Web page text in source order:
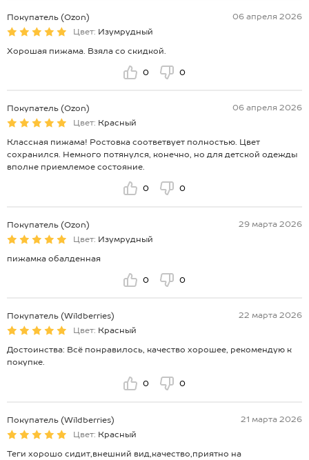
Покупатель (Ozon)
06 апреля 2026
Цвет: Изумрудный
Хорошая пижама. Взяла со скидкой.
0 0
Покупатель (Ozon)
06 апреля 2026
Цвет: Красный
Классная пижама! Ростовка соответвует полностью. Цвет
сохранился. Немного потянулся, конечно, но для детской одежды
вполне приемлемое состояние.
0 0
Покупатель (Ozon)
29 марта 2026
Цвет: Изумрудный
пижамка обалденная
0 0
Покупатель (Wildberries)
22 марта 2026
Цвет: Красный
Достоинства: Всё понравилось, качество хорошее, рекомендую к
покупке.
0 0
Покупатель (Wildberries)
21 марта 2026
Цвет: Красный
Теги хорошо сидит,внешний вид,качество,приятно на